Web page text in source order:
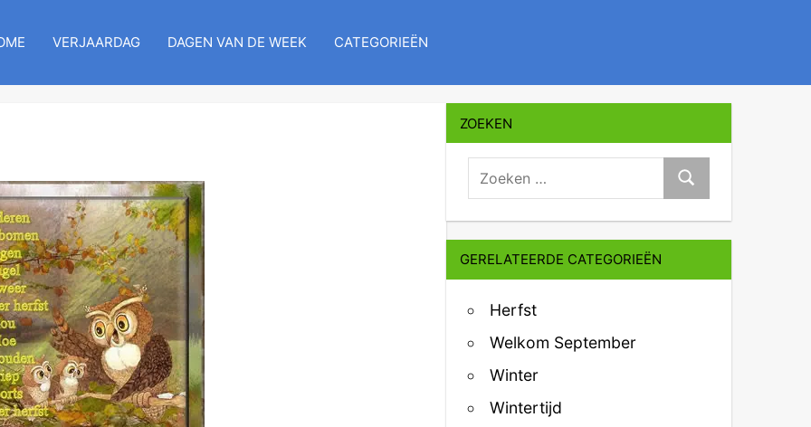
VERJAARDAG DAGEN VAN DE WEEK CATEGORIEËN
ZOEKEN
zoeken:
Zoeken
GERELATEERDE CATEGORIEËN
Herfst
Welkom September
Winter
Wintertijd